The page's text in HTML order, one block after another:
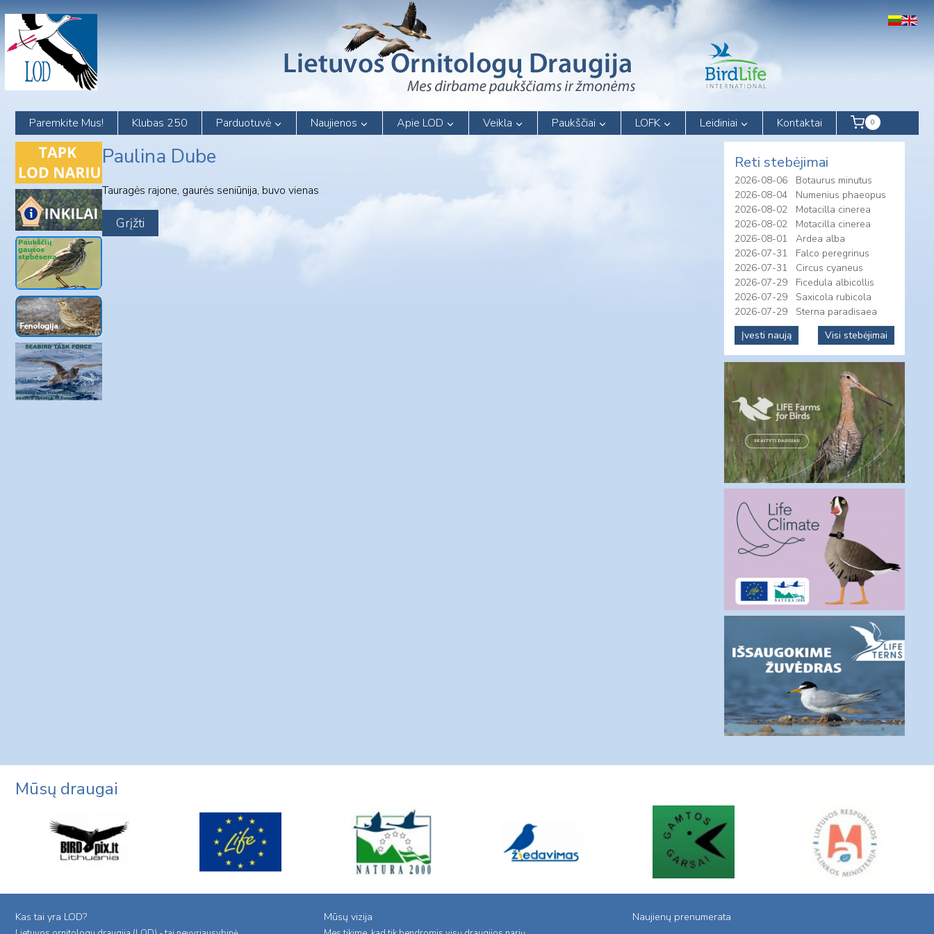
content
Paremkite Mus! Klubas 250 Parduotuvė Naujienos Apie LOD Veikla Paukščiai LOFK Leidiniai Kontaktai 0
Paulina Dube
Tauragės rajone, gaurės seniūnija, buvo vienas
Reti stebėjimai
2026-08-06
Botaurus minutus
2026-08-04
Numenius phaeopus
2026-08-02
Motacilla cinerea
2026-08-02
Motacilla cinerea
2026-08-01
Ardea alba
2026-07-31
Falco peregrinus
2026-07-31
Circus cyaneus
2026-07-29
Ficedula albicollis
2026-07-29
Saxicola rubicola
2026-07-29
Sterna paradisaea
Įvesti naują
Visi stebėjimai
Mūsų draugai
Kas tai yra LOD? Mūsų vizija Naujienų prenumerata